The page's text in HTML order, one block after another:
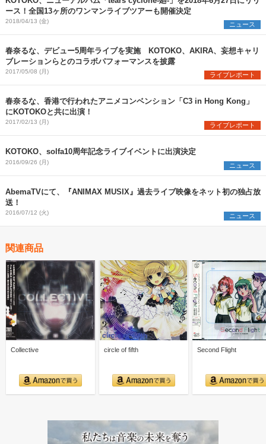
ース！全国13ヶ所のワンマンライブツアーも開催決定
2018/04/13 (金) ニュース
春奈るな、デビュー5周年ライブを実施 KOTOKO、AKIRA、妄想キャリ
ブレーションらとのコラボパフォーマンスを披露
2017/05/08 (月) ライブレポート
春奈るな、香港で行われたアニメコンベンション「C3 in Hong Kong」
にKOTOKOと共に出演！
2017/02/13 (月) ライブレポート
KOTOKO、solfa10周年記念ライブイベントに出演決定
2016/09/26 (月) ニュース
AbemaTVにて、『ANIMAX MUSIX』過去ライブ映像をネット初の独占放
送！
2016/07/12 (火) ニュース
関連商品
Collective circle of fifth Second Flight